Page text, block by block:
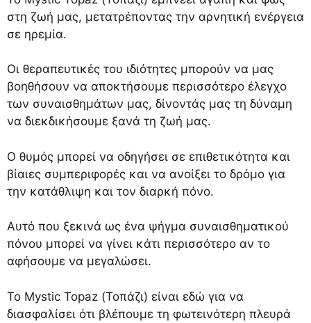
στη ζωή μας, μετατρέποντας την αρνητική ενέργεια
σε ηρεμία.
Οι θεραπευτικές του ιδιότητες μπορούν να μας
βοηθήσουν να αποκτήσουμε περισσότερο έλεγχο
των συναισθημάτων μας, δίνοντάς μας τη δύναμη
να διεκδικήσουμε ξανά τη ζωή μας.
Ο θυμός μπορεί να οδηγήσει σε επιθετικότητα και
βίαιες συμπεριφορές και να ανοίξει το δρόμο για
την κατάθλιψη και τον διαρκή πόνο.
Αυτό που ξεκινά ως ένα ψήγμα συναισθηματικού
πόνου μπορεί να γίνει κάτι περισσότερο αν το
αφήσουμε να μεγαλώσει.
Το Mystic Topaz (Τοπάζι) είναι εδώ για να
διασφαλίσει ότι βλέπουμε τη φωτεινότερη πλευρά